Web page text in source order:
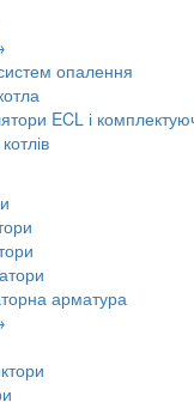
опалення
ECL і
арматура